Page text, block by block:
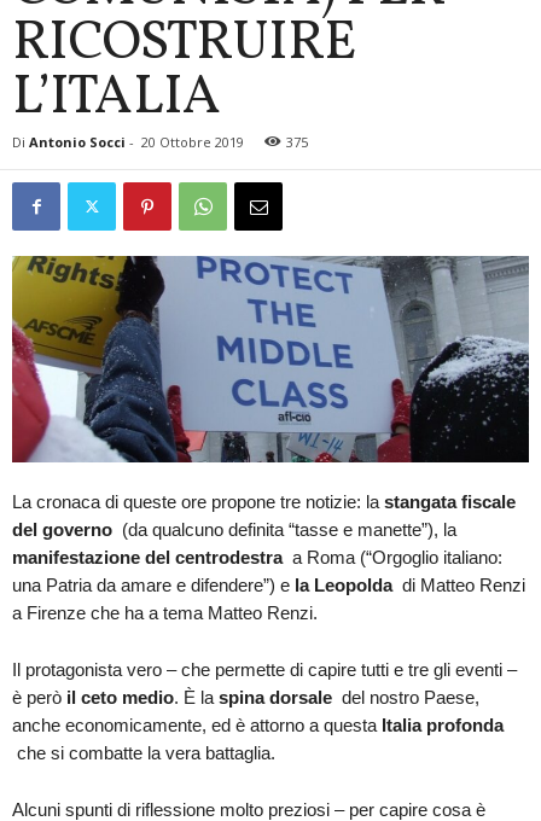
RICOSTRUIRE
L’ITALIA
Di Antonio Socci - 20 Ottobre 2019 375
La cronaca di queste ore propone tre notizie: la stangata fiscale
del governo (da qualcuno definita “tasse e manette”), la
manifestazione del centrodestraa Roma (“Orgoglio italiano:
una Patria da amare e difendere”) e la Leopoldadi Matteo Renzi
a Firenze che ha a tema Matteo Renzi.
Il protagonista vero – che permette di capire tutti e tre gli eventi –
è però il ceto medio. È la spina dorsale del nostro Paese,
anche economicamente, ed è attorno a questa Italia profonda
che si combatte la vera battaglia.
Alcuni spunti di riflessione molto preziosi – per capire cosa è